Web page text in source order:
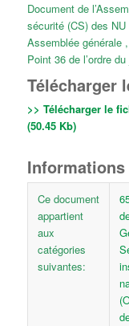
Document de
sécurité (CS) des
Assemblée générale
Point 36 de l’ordre du
Télécharger
>> Télécharger le
(50.45 Kb)
Ce document
appartient
aux
catégories
suivantes: